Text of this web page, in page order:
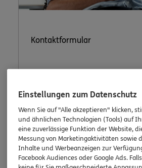
Kontaktformular
Nutzen Sie unser sicheres
ERGO Berater kontaktieren
Einstellungen zum Datenschutz
Wenn Sie auf "Alle akzeptieren" klicken,
und ähnlichen Technologien (Tools) auf
eine zuverlässige Funktion der Website,
Messung von Marketingaktivitäten sowie
Inhalte und Werbeanzeigen zur
Facebook Audiences oder Google Ads.